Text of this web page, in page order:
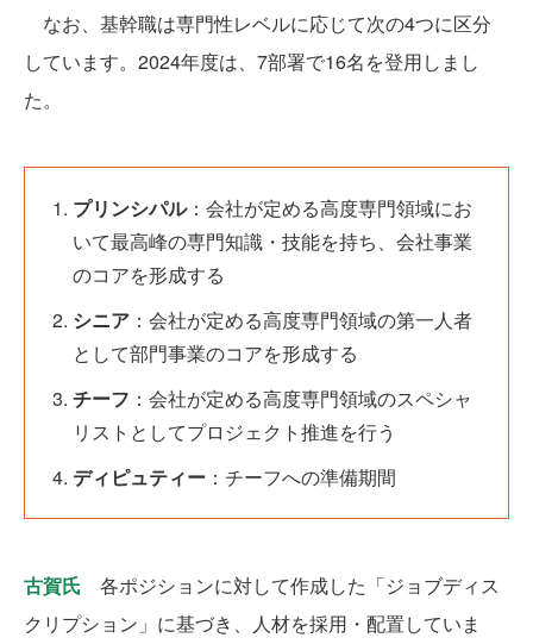
なお、基幹職は専門性レベルに応じて次の4つに区分
しています。2024年度は、7部署で16名を登用しまし
た。
プリンシパル：会社が定める高度専門領域にお
いて最高峰の専門知識・技能を持ち、会社事業
のコアを形成する
シニア ：会社が定める高度専門領域の第一人者
として部門事業のコアを形成する
チーフ ：会社が定める高度専門領域のスペシャ
リストとしてプロジェクト推進を行う
ディピュティー ：チーフへの準備期間
古賀氏 各ポジションに対して作成した「ジョブディス
クリプション」に基づき、人材を採用・配置していま